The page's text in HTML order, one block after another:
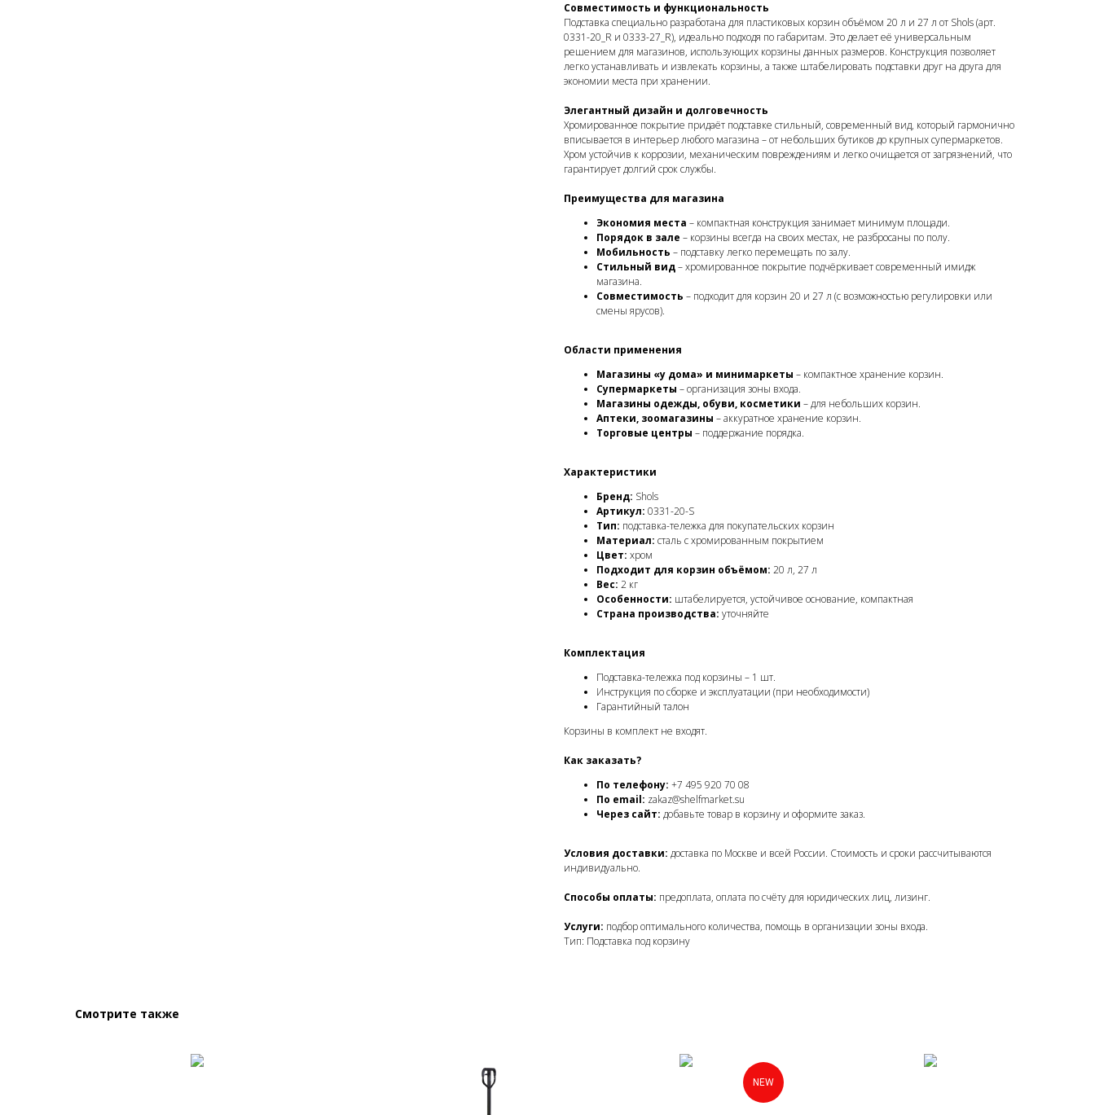
Совместимость и функциональность
Подставка специально разработана для пластиковых корзин объёмом 20 л и 27 л от Shols (арт.
0331-20_R и 0333-27_R), идеально подходя по габаритам. Это делает её универсальным
решением для магазинов, использующих корзины данных размеров. Конструкция позволяет
легко устанавливать и извлекать корзины, а также штабелировать подставки друг на друга для
экономии места при хранении.
Элегантный дизайн и долговечность
Хромированное покрытие придаёт подставке стильный, современный вид, который гармонично
вписывается в интерьер любого магазина – от небольших бутиков до крупных супермаркетов.
Хром устойчив к коррозии, механическим повреждениям и легко очищается от загрязнений, что
гарантирует долгий срок службы.
Преимущества для магазина
Экономия места – компактная конструкция занимает минимум площади.
Порядок в зале – корзины всегда на своих местах, не разбросаны по полу.
Мобильность – подставку легко перемещать по залу.
Стильный вид– хромированное покрытие подчёркивает современный имидж
магазина.
Совместимость – подходит для корзин 20 и 27 л (с возможностью регулировки или
смены ярусов).
Области применения
Магазины «у дома» и минимаркеты – компактное хранение корзин.
Супермаркеты – организация зоны входа.
Магазины одежды, обуви, косметики – для небольших корзин.
Аптеки, зоомагазины – аккуратное хранение корзин.
Торговые центры – поддержание порядка.
Характеристики
Бренд: Shols
Артикул: 0331-20-S
Тип: подставка-тележка для покупательских корзин
Материал: сталь с хромированным покрытием
Цвет: хром
Подходит для корзин объёмом: 20 л, 27 л
Вес: 2 кг
Особенности: штабелируется, устойчивое основание, компактная
Страна производства: уточняйте
Комплектация
Подставка-тележка под корзины – 1 шт.
Инструкция по сборке и эксплуатации (при необходимости)
Гарантийный талон
Корзины в комплект не входят.
Как заказать?
По телефону: +7 495 920 70 08
По email: zakaz@shelfmarket.su
Через сайт: добавьте товар в корзину и оформите заказ.
Условия доставки: доставка по Москве и всей России. Стоимость и сроки рассчитываются
индивидуально.
Способы оплаты: предоплата, оплата по счёту для юридических лиц, лизинг.
Услуги: подбор оптимального количества, помощь в организации зоны входа.
Тип: Подставка под корзину
Смотрите также
NEW